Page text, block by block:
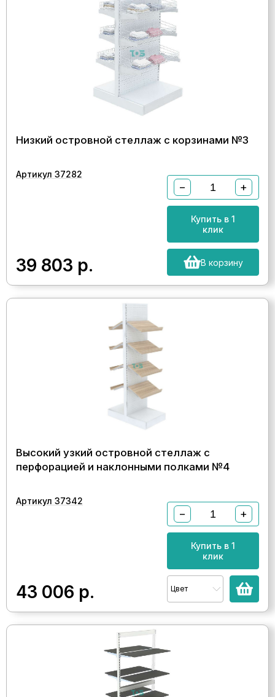
Низкий островной стеллаж с корзинами №3
Артикул 37282
39 803 р.
− +
Купить в 1
клик
В корзину
Высокий узкий островной стеллаж с
перфорацией и наклонными полками №4
Артикул 37342
43 006 р.
− +
Купить в 1
клик
Цвет